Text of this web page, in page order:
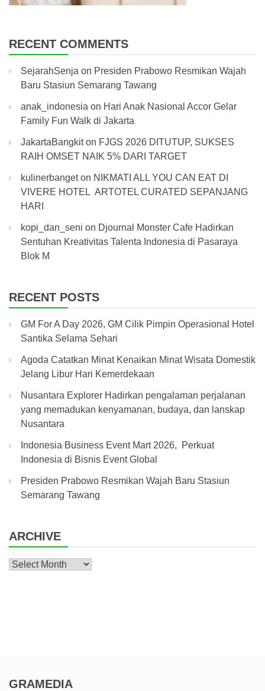
RECENT COMMENTS
SejarahSenja on Presiden Prabowo Resmikan Wajah
Baru Stasiun Semarang Tawang
anak_indonesia on Hari Anak Nasional Accor Gelar
Family Fun Walk di Jakarta
JakartaBangkiton FJGS 2026 DITUTUP, SUKSES
RAIH OMSET NAIK 5% DARI TARGET
kulinerbangeton NIKMATI ALL YOU CAN EAT DI
VIVERE HOTEL ARTOTEL CURATED SEPANJANG
HARI
kopi_dan_seni on Djournal Monster Cafe Hadirkan
Sentuhan Kreativitas Talenta Indonesia di Pasaraya
Blok M
RECENT POSTS
GM For A Day 2026, GM Cilik Pimpin Operasional Hotel
Santika Selama Sehari
Agoda Catatkan Minat Kenaikan Minat Wisata Domestik
Jelang Libur Hari Kemerdekaan
Nusantara Explorer Hadirkan pengalaman perjalanan
yang memadukan kenyamanan, budaya, dan lanskap
Nusantara
Indonesia Business Event Mart 2026, Perkuat
Indonesia di Bisnis Event Global
Presiden Prabowo Resmikan Wajah Baru Stasiun
Semarang Tawang
ARCHIVE
Archive
GRAMEDIA